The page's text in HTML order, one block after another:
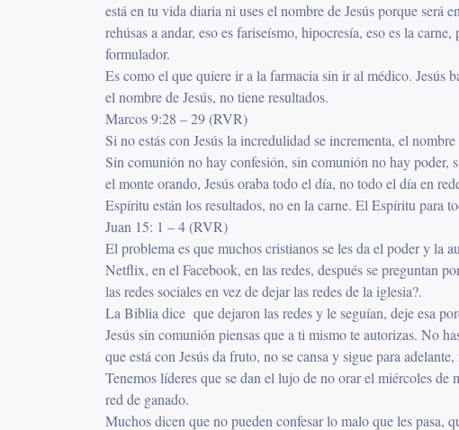
está en tu vida diaria ni uses el nombre de Jesús porque será
rehúsas a andar, eso es fariseísmo, hipocresía, eso es la
formulador.
Es como el que quiere ir a la farmacia sin ir al médico. Jesús
el nombre de Jesús, no tiene resultados.
Marcos 9:28 – 29 (RVR)
Si no estás con Jesús la incredulidad se incrementa, el
Sin comunión no hay confesión, sin comunión no hay poder,
el monte orando, Jesús oraba todo el día, no todo el día en
Espíritu están los resultados, no en la carne. El Espíritu para
Juan 15: 1 – 4 (RVR)
El problema es que muchos cristianos se les da el poder y la
Netflix, en el Facebook, en las redes, después se preguntan
las redes sociales en vez de dejar las redes de la iglesia?.
La Biblia dice que dejaron las redes y le seguían, deje esa
Jesús sin comunión piensas que a ti mismo te autorizas. No
que está con Jesús da fruto, no se cansa y sigue para
Tenemos líderes que se dan el lujo de no orar el miércoles de
red de ganado.
Muchos dicen que no pueden confesar lo malo que les pasa,